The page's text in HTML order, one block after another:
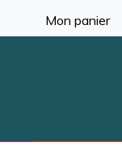
Mon panier